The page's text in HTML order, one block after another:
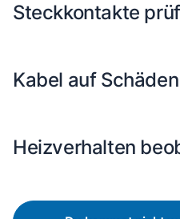
Steckkontakte
Kabel auf Schäden
Heizverhalten